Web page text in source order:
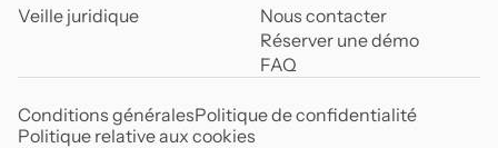
Veille juridique
Nous contacter
Réserver une démo
FAQ
Conditions généralesPolitique de confidentialité
Politique relative aux cookies